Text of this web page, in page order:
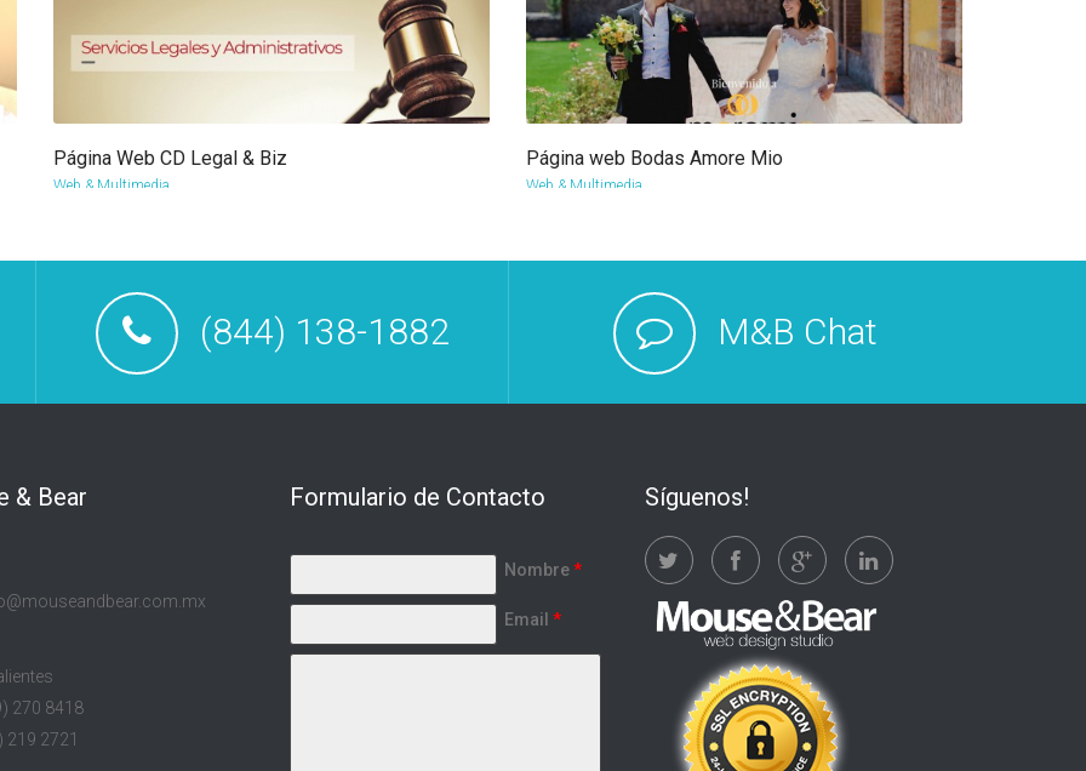
more info
Página Web CD Legal & Biz
Web & Multimedia
more info view larger
Página web Bodas Amore Mio
Web & Multimedia
(844) 138-1882 M&B Chat
& Bear
270 8418
219 2721
Formulario de Contacto
Nombre*
Email *
Síguenos!